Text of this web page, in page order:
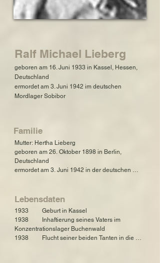
Ralf Michael Lieberg
geboren am 16. Juni 1933 in Kassel, Hessen,
Deutschland
ermordet am 3. Juni 1942 im deutschen
Mordlager Sobibor
Familie
Mutter: Hertha Lieberg
geboren am 26. Oktober 1898 in Berlin,
Deutschland
ermordet am 3. Juni 1942 in der deutschen
Vater: Wilhelm Lieberg
umgekommen am 8. September 1942 im
Konzentrations- und Todeslager Majdanek
Lebensdaten
1933         Geburt in Kassel
1938         Inhaftierung seines Vaters im
Konzentrationslager Buchenwald
1938         Flucht seiner beiden Tanten in die